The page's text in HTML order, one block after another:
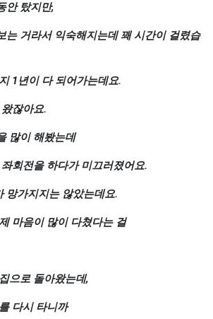
안 탔지만,
는 거라서 익숙해지는데 꽤 시간이 걸렸습
지 1년이 다 되어가는데요.
왔잖아요.
많이 해봤는데
좌회전을 하다가 미끄러졌어요.
망가지지는 않았는데요.
마음이 많이 다쳤다는 걸
집으로 돌아왔는데,
다시 타니까